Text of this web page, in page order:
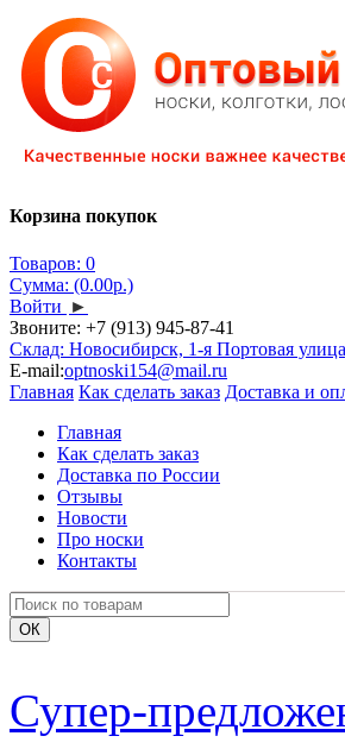
Корзина покупок
Товаров: 0
Сумма: (0.00р.)
Войти ►
Звоните: +7 (913) 945-87-41
Склад: Новосибирск, 1-я Портовая
E-mail:optnoski154@mail.ru
Главная Как сделать заказ Доставка и
Главная
Как сделать заказ
Доставка по России
Отзывы
Новости
Про носки
Контакты
Супер-